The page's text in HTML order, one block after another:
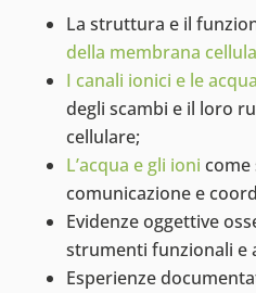
La struttura e il
della membrana
I canali ionici e le
degli scambi e il loro
cellulare;
L’acqua e gli ioni
comunicazione e
Evidenze oggettive
strumenti funzionali e
Esperienze